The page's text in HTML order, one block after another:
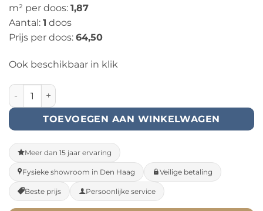
m² per doos: 1,87
Aantal: 1 doos
Prijs per doos: 64,50
Ook beschikbaar in klik
PVC Visgraat - Plak (347029) aantal
TOEVOEGEN AAN WINKELWAGEN
Meer dan 15 jaar ervaring
Fysieke showroom in Den Haag Veilige betaling
Beste prijs Persoonlijke service